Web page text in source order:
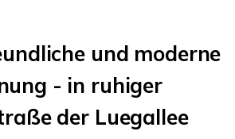
und moderne
- in ruhiger
der Luegallee